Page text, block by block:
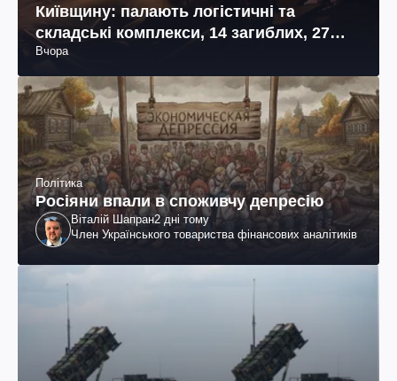
Київщину: палають логістичні та
складські комплекси, 14 загиблих, 27
поранених (фото, відео)
Вчора
Політика
Росіяни впали в споживчу депресію
Віталій Шапран2 дні тому
Член Українського товариства фінансових аналітиків